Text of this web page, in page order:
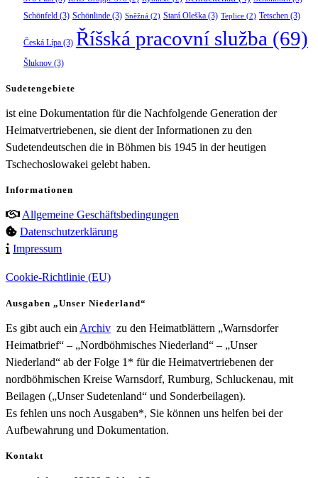
Schönfeld (3) Schönlinde (3) Sněžná (2) Stará Oleška (3) Teplice (2) Tetschen (3)
Česká Lípa (3) Říšská pracovní služba (69)
Šluknov (3)
Sudetengebiete
ist eine Dokumentation für die Nachfolgende Generation der
Heimatvertriebenen, sie dient der Informationen zu den
Sudetendeutschen die in Böhmen bis 1945 in der heutigen
Tschechoslowakei gelebt haben.
Informationen
Allgemeine Geschäftsbedingungen
Datenschutzerklärung
Impressum
Cookie-Richtlinie (EU)
Ausgaben „Unser Niederland“
Es gibt auch ein Archiv zu den Heimatblättern „Warnsdorfer
Heimatbrief“ – „Nordböhmisches Niederland“ – „Unser
Niederland“ ab der Folge 1* für die Heimatvertriebenen der
nordböhmischen Kreise Warnsdorf, Rumburg, Schluckenau, mit
Beilagen („Unser Sudetenland“ und Sonderbeilagen).
Es fehlen uns noch Ausgaben*, Sie können uns helfen bei der
Aufbewahrung und Dokumentation.
Kontakt